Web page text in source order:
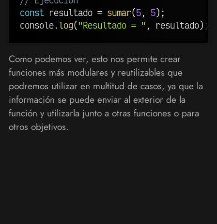
const resultado = sumar(5, 5) ;
console. log("Resultado = " , resultado) ;
Como podemos ver, esto nos permite crear
funciones más modulares y reutilizables que
podremos utilizar en multitud de casos, ya que la
información se puede enviar al exterior de la
función y utilizarla junto a otras funciones o para
otros objetivos.